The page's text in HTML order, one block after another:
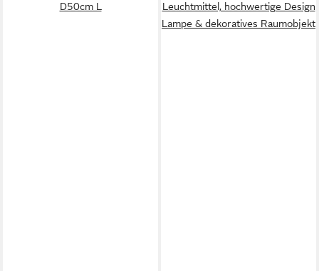
D50cm L
Leuchtmittel, hochwertige Design
Lampe & dekoratives Raumobjekt